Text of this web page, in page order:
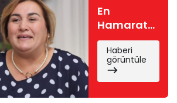
En
Hamarat
Benim
Hatice
kimdir?
Hatice Işık
nereli, kaç
Haberi
görüntüle